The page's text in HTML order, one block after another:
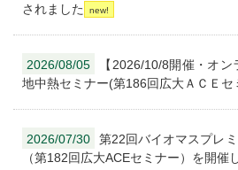
されました
2026/08/05
【2026/10/8開催・オ
地中熱セミナー(第186回広大ＡＣＥセ
2026/07/30
第22回バイオマスプレ
（第182回広大ACEセミナー）を開催